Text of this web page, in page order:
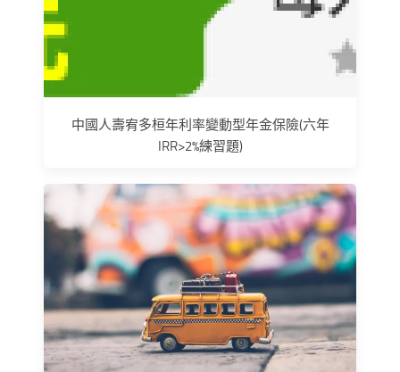
中國人壽宥多桓年利率變動型年金保險(六年
IRR>2%練習題)